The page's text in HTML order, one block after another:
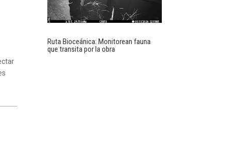
Ruta Bioceánica: Monitorean fauna
que transita por la obra